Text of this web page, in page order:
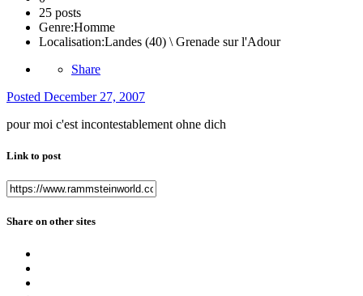
25 posts
Genre:Homme
Localisation:Landes (40) \ Grenade sur l'Adour
Share
Posted December 27, 2007
pour moi c'est incontestablement ohne dich
Link to post
Share on other sites